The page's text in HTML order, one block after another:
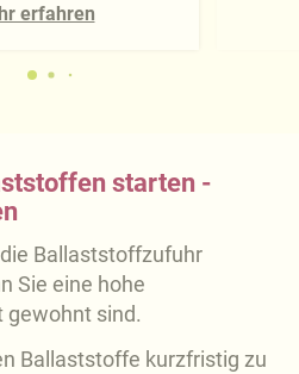
erfahren
starten -
Ballaststoffzufuhr
Sie eine hohe
sind.
Ballaststoffe kurzfristig zu